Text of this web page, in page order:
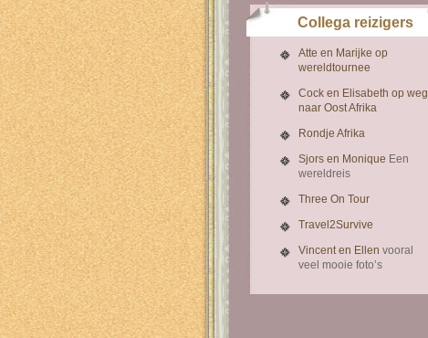
Collega reizigers
Atte en Marijke op
wereldtournee
Cock en Elisabeth op weg
naar Oost Afrika
Rondje Afrika
Sjors en Monique Een
wereldreis
Three On Tour
Travel2Survive
Vincent en Ellen vooral
veel mooie foto’s